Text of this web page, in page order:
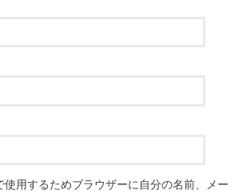
使用するためブラウザーに自分の名前、メー